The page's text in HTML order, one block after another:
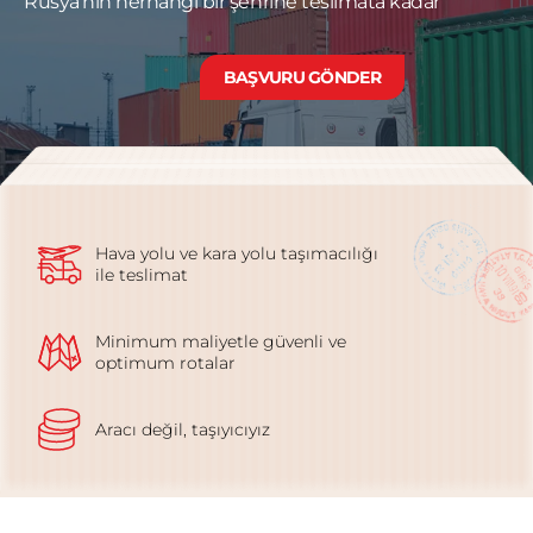
BAŞVURU GÖNDER
Hava yolu ve kara yolu taşımacılığı
ile teslimat
Minimum maliyetle güvenli ve
optimum rotalar
Aracı değil, taşıyıcıyız